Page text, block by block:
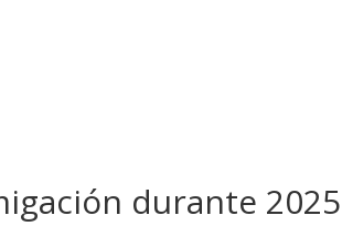
durante 2025